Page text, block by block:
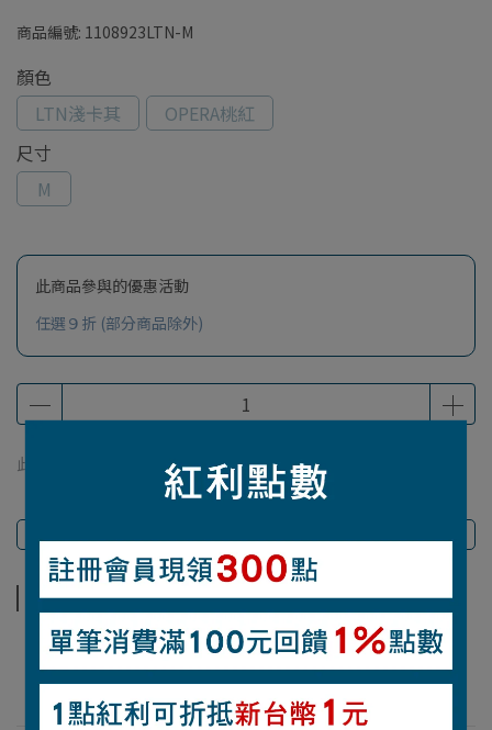
商品編號: 1108923LTN-M
顏色
LTN淺卡其
OPERA桃紅
尺寸
M
此商品參與的優惠活動
任選９折 (部分商品除外)
此商品 「 最高 」可以折抵紅利204點 (約等於
商品介紹
【材質】尼龍
【帽簷長度】 6.5公分
【功能】3組帽帶連接環/UV CUT抗紫外線機能